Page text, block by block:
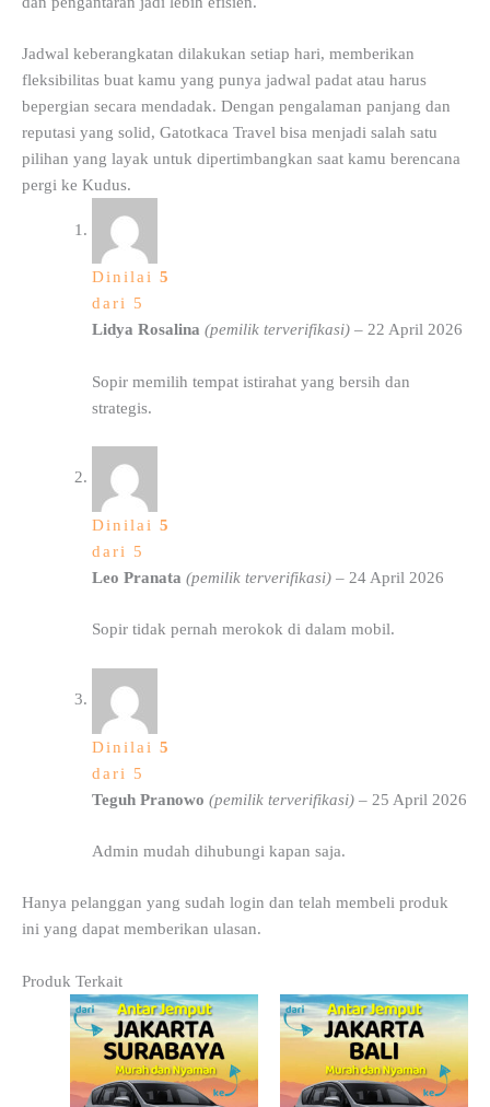
Jadwal keberangkatan dilakukan setiap hari, memberikan
fleksibilitas buat kamu yang punya jadwal padat atau harus
bepergian secara mendadak. Dengan pengalaman panjang dan
reputasi yang solid, Gatotkaca Travel bisa menjadi salah satu
pilihan yang layak untuk dipertimbangkan saat kamu berencana
pergi ke Kudus.
Dinilai 5
dari 5
Lidya Rosalina (pemilik terverifikasi) – 22 April 2026
Sopir memilih tempat istirahat yang bersih dan
strategis.
Dinilai 5
dari 5
Leo Pranata (pemilik terverifikasi) – 24 April 2026
Sopir tidak pernah merokok di dalam mobil.
Dinilai 5
dari 5
Teguh Pranowo (pemilik terverifikasi) – 25 April 2026
Admin mudah dihubungi kapan saja.
Hanya pelanggan yang sudah login dan telah membeli produk
ini yang dapat memberikan ulasan.
Produk Terkait